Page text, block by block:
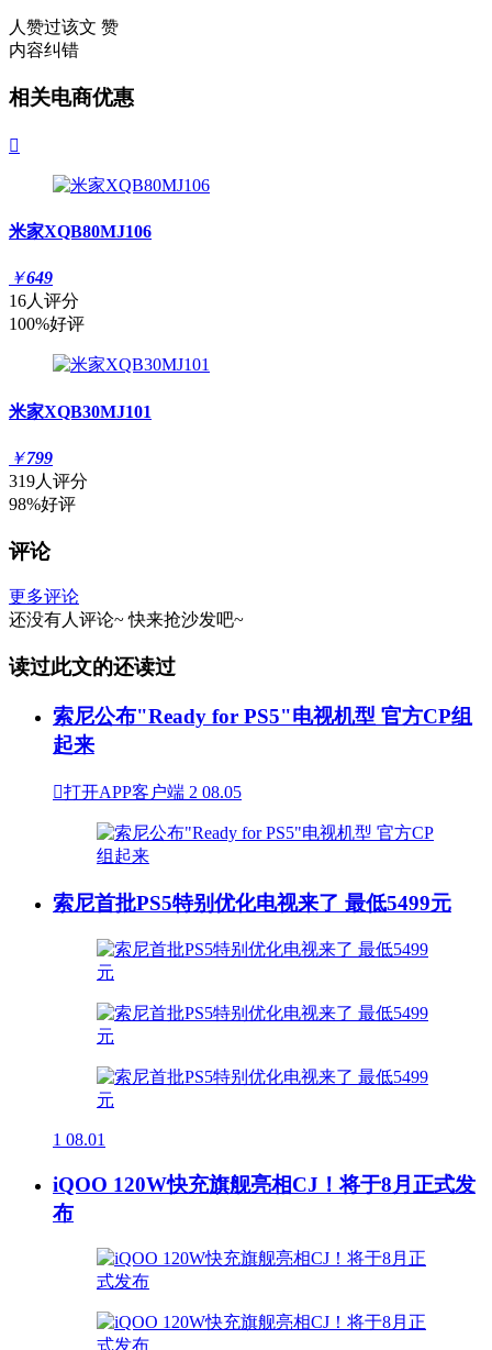
人赞过该文 赞
内容纠错
相关电商优惠

米家XQB80MJ106
￥649
16人评分
100%好评
米家XQB30MJ101
￥799
319人评分
98%好评
评论
更多评论
还没有人评论~ 快来抢沙发吧~
读过此文的还读过
索尼公布"Ready for PS5"电视机型 官方CP组
起来
打开APP客户端 2 08.05
索尼首批PS5特别优化电视来了 最低5499元
1 08.01
iQOO 120W快充旗舰亮相CJ！将于8月正式发
布